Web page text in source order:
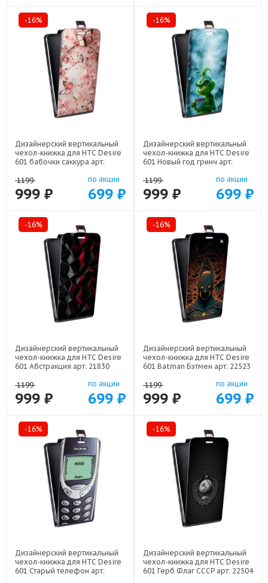
-16%
Дизайнерский вертикальный
чехол-книжка для HTC Desire
601 бабочки саккура арт:
1199
999 ₽
по акции
699 ₽
-16%
Дизайнерский вертикальный
чехол-книжка для HTC Desire
601 Новый год гринч арт:
1199
999 ₽
по акции
699 ₽
-16%
Дизайнерский вертикальный
чехол-книжка для HTC Desire
601 Абстракция арт: 21830
1199
999 ₽
по акции
699 ₽
-16%
Дизайнерский вертикальный
чехол-книжка для HTC Desire
601 Batman Бэтмен арт: 22523
1199
999 ₽
по акции
699 ₽
-16%
Дизайнерский вертикальный
чехол-книжка для HTC Desire
601 Старый телефон арт:
-16%
Дизайнерский вертикальный
чехол-книжка для HTC Desire
601 Герб Флаг СССР арт: 22504